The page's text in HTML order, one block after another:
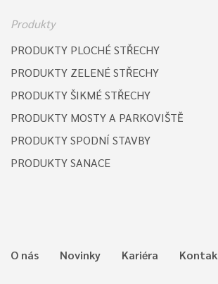
Produkty
PRODUKTY PLOCHÉ STŘECHY
PRODUKTY ZELENÉ STŘECHY
PRODUKTY ŠIKMÉ STŘECHY
PRODUKTY MOSTY A PARKOVIŠTĚ
PRODUKTY SPODNÍ STAVBY
PRODUKTY SANACE
O nás Novinky Kariéra